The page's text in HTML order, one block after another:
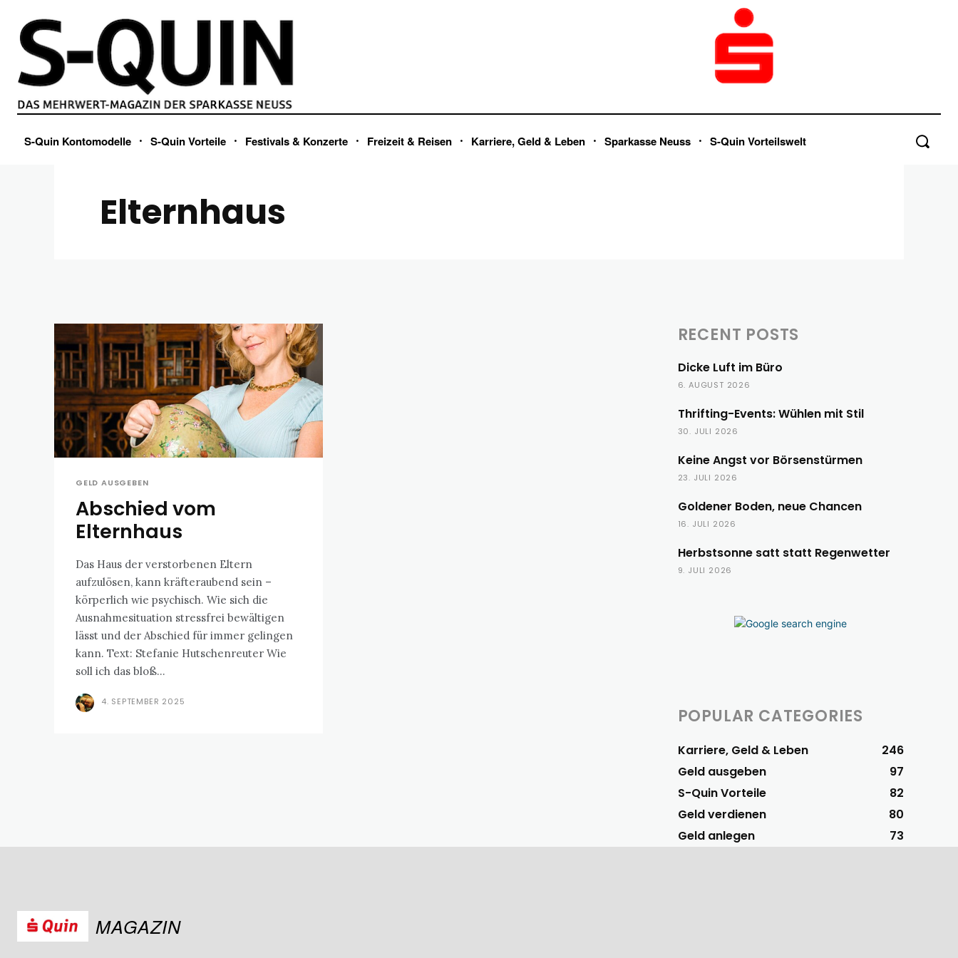
S-Quin Kontomodelle S-Quin Vorteile Festivals & Konzerte Freizeit & Reisen Karriere, Geld & Leben Sparkasse Neuss S-Quin Vorteilswelt
Elternhaus
GELD AUSGEBEN
Abschied vom
Elternhaus
Das Haus der verstorbenen Eltern
aufzulösen, kann kräfteraubend sein –
körperlich wie psychisch. Wie sich die
Ausnahmesituation stressfrei bewältigen
lässt und der Abschied für immer gelingen
kann. Text: Stefanie Hutschenreuter Wie
soll ich das bloß...
4. SEPTEMBER 2025
RECENT POSTS
Dicke Luft im Büro
6. AUGUST 2026
Thrifting-Events: Wühlen mit Stil
30. JULI 2026
Keine Angst vor Börsenstürmen
23. JULI 2026
Goldener Boden, neue Chancen
16. JULI 2026
Herbstsonne satt statt Regenwetter
9. JULI 2026
POPULAR CATEGORIES
Karriere, Geld & Leben
246
Geld ausgeben
97
S-Quin Vorteile
82
Geld verdienen
80
Geld anlegen
73
MAGAZIN